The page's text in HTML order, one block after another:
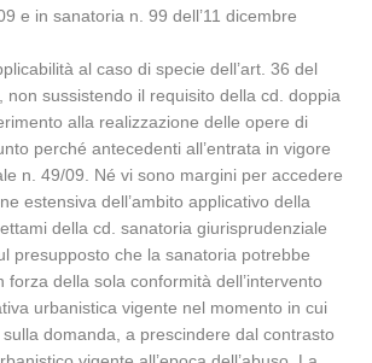
e in sanatoria n. 99 dell’11 dicembre
al caso di specie dell’art. 36 del
non sussistendo il requisito della cd. doppia
alla realizzazione delle opere di
perché antecedenti all’entrata in vigore
n. 49/09. Né vi sono margini per accedere
estensiva dell’ambito applicativo della
della cd. sanatoria giurisprudenziale
presupposto che la sanatoria potrebbe
forza della sola conformità dell’intervento
urbanistica vigente nel momento in cui
sulla domanda, a prescindere dal contrasto